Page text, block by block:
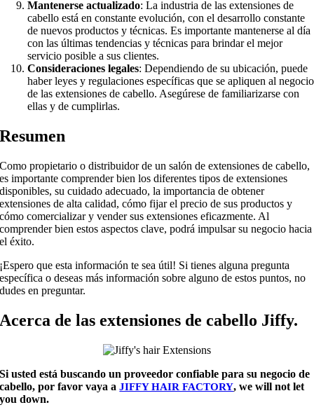
Mantenerse actualizado: La industria de las extensiones de
cabello está en constante evolución, con el desarrollo constante
de nuevos productos y técnicas. Es importante mantenerse al día
con las últimas tendencias y técnicas para brindar el mejor
servicio posible a sus clientes.
Consideraciones legales: Dependiendo de su ubicación, puede
haber leyes y regulaciones específicas que se apliquen al negocio
de las extensiones de cabello. Asegúrese de familiarizarse con
ellas y de cumplirlas.
Resumen
Como propietario o distribuidor de un salón de extensiones de cabello,
es importante comprender bien los diferentes tipos de extensiones
disponibles, su cuidado adecuado, la importancia de obtener
extensiones de alta calidad, cómo fijar el precio de sus productos y
cómo comercializar y vender sus extensiones eficazmente. Al
comprender bien estos aspectos clave, podrá impulsar su negocio hacia
el éxito.
¡Espero que esta información te sea útil! Si tienes alguna pregunta
específica o deseas más información sobre alguno de estos puntos, no
dudes en preguntar.
Acerca de las extensiones de cabello Jiffy.
Si usted está buscando un proveedor confiable para su negocio de
cabello, por favor vaya aJIFFY HAIR FACTORY, we will not let
you down.